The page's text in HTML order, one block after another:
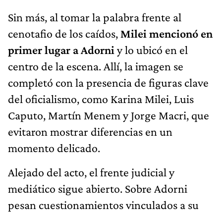
Sin más, al tomar la palabra frente al
cenotafio de los caídos, Milei mencionó en
primer lugar a Adorni y lo ubicó en el
centro de la escena. Allí, la imagen se
completó con la presencia de figuras clave
del oficialismo, como Karina Milei, Luis
Caputo, Martín Menem y Jorge Macri, que
evitaron mostrar diferencias en un
momento delicado.
Alejado del acto, el frente judicial y
mediático sigue abierto. Sobre Adorni
pesan cuestionamientos vinculados a su